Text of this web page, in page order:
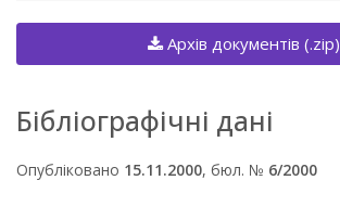
Архів документів (.zip)
Бібліографічні дані
Опубліковано 15.11.2000, бюл. № 6/2000